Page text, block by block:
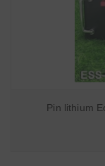
Pin lithium